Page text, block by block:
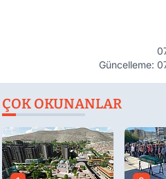
Güncelleme:
ÇOK OKUNANLAR